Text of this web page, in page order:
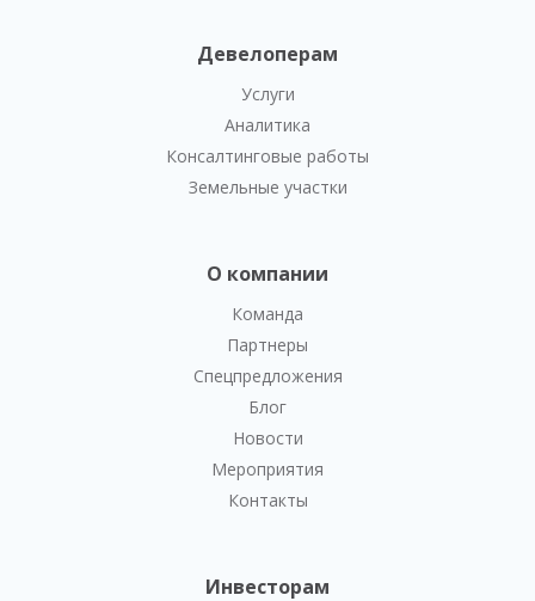
Девелоперам
Услуги
Аналитика
Консалтинговые работы
Земельные участки
О компании
Команда
Партнеры
Спецпредложения
Блог
Новости
Мероприятия
Контакты
Инвесторам